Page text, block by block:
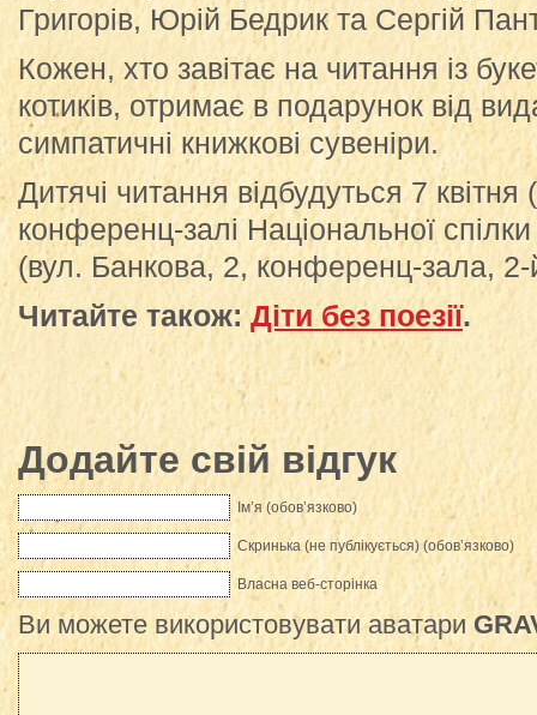
Григорів, Юрій Бедрик та Сергій
Кожен, хто завітає на читання із
котиків, отримає в подарунок від
симпатичні книжкові сувеніри.
Дитячі читання відбудуться 7
конференц-залі Національної
(вул. Банкова, 2, конференц-зала,
Читайте також:Діти без поезії.
Додайте свій відгук
Ім’я (обов’язково)
Скринька (не публікується) (обов’язково)
Власна веб-сторінка
Ви можете використовувати аватари